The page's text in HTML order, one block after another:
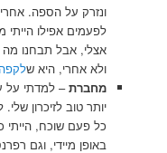
לפעמים אפילו
אצלי, אבל תבחנו
ולא אחרי, היא ש
מחברת– למדתי על
יותר טוב לזיכרון
כל פעם שוכח, הייתי
באופן מיידי, וגם